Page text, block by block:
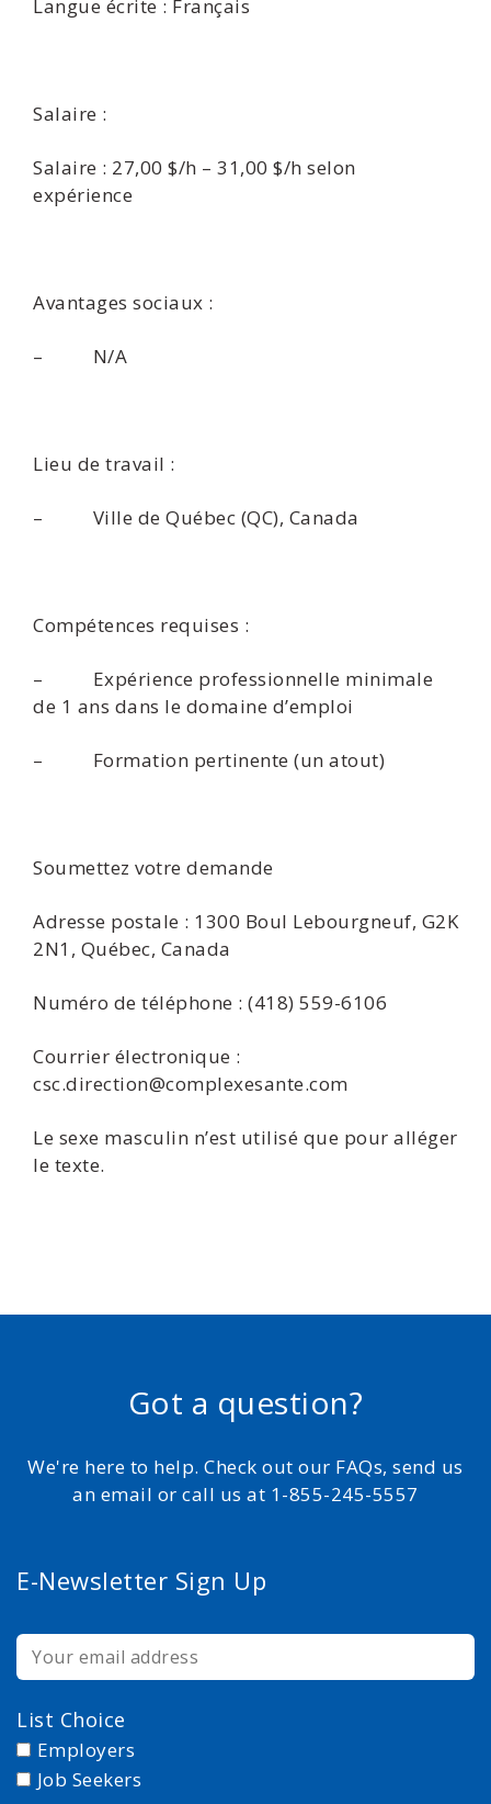
Langue écrite : Français
Salaire :
Salaire : 27,00 $/h – 31,00 $/h selon
expérience
Avantages sociaux :
– N/A
Lieu de travail :
– Ville de Québec (QC), Canada
Compétences requises :
– Expérience professionnelle minimale
de 1 ans dans le domaine d’emploi
– Formation pertinente (un atout)
Soumettez votre demande
Adresse postale : 1300 Boul Lebourgneuf, G2K
2N1, Québec, Canada
Numéro de téléphone : (418) 559-6106
Courrier électronique :
csc.direction@complexesante.com
Le sexe masculin n’est utilisé que pour alléger
le texte.
Got a question?
We're here to help. Check out our FAQs, send us
an email or call us at 1-855-245-5557
E-Newsletter Sign Up
List Choice
Employers
Job Seekers